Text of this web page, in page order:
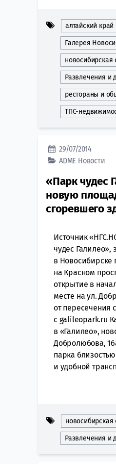
алтайский край
Галерея
новосибирская
Развлечения и
рестораны и
ТПС-
29/07/2014
ADME Новости
«Парк чудес
новую
сгоревшего
Источник
чудес
в Новосибирске
на Красном
открытие в
месте на ул.
от пересечения
с galileopark.ru
в «Галилео»,
Добролюбова,
парка
и удобной
новосибирская
Развлечения и